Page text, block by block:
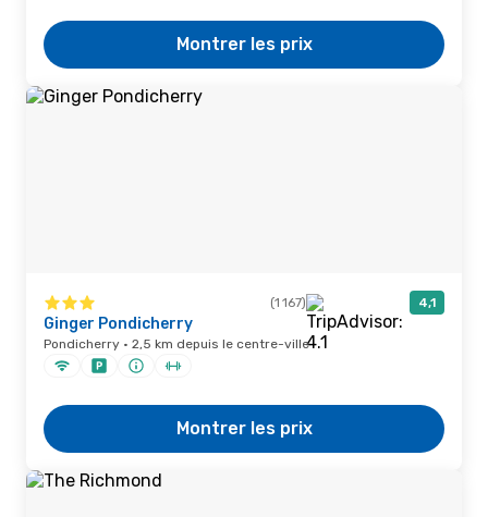
Montrer les prix
(1 167) 4,1
Ginger Pondicherry
Pondicherry · 2,5 km depuis le centre-ville
Montrer les prix